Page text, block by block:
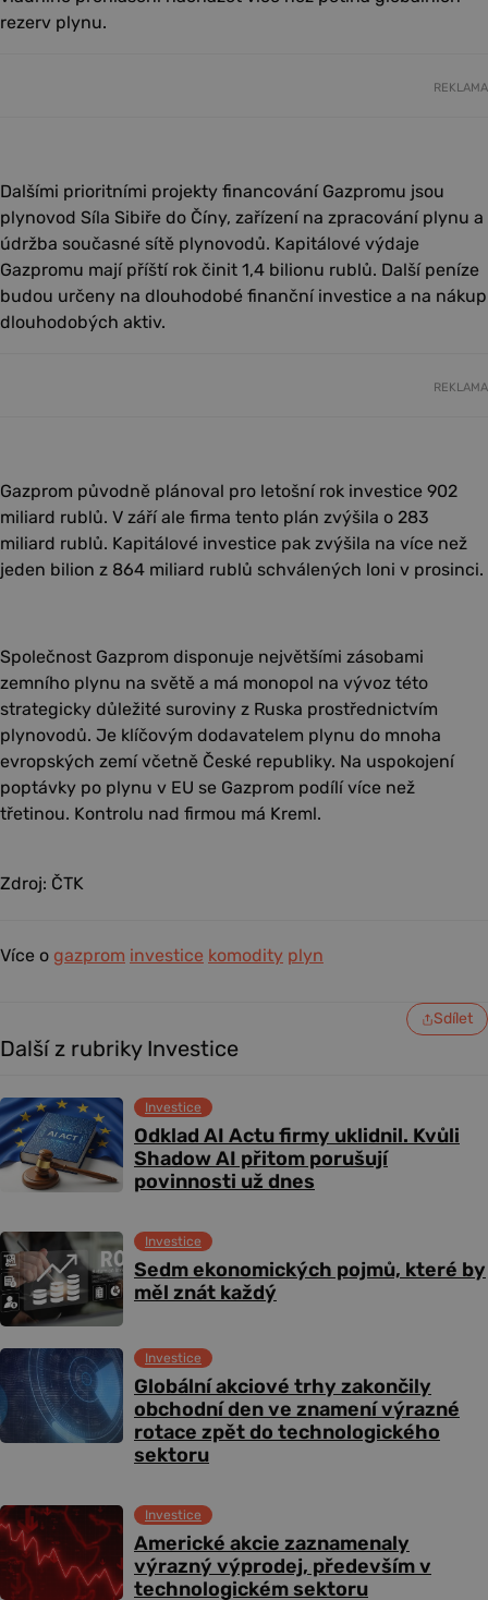
rezerv plynu.
REKLAMA
Dalšími prioritními projekty financování Gazpromu jsou
plynovod Síla Sibiře do Číny, zařízení na zpracování plynu a
údržba současné sítě plynovodů. Kapitálové výdaje
Gazpromu mají příští rok činit 1,4 bilionu rublů. Další peníze
budou určeny na dlouhodobé finanční investice a na nákup
dlouhodobých aktiv.
REKLAMA
Gazprom původně plánoval pro letošní rok investice 902
miliard rublů. V září ale firma tento plán zvýšila o 283
miliard rublů. Kapitálové investice pak zvýšila na více než
jeden bilion z 864 miliard rublů schválených loni v prosinci.
Společnost Gazprom disponuje největšími zásobami
zemního plynu na světě a má monopol na vývoz této
strategicky důležité suroviny z Ruska prostřednictvím
plynovodů. Je klíčovým dodavatelem plynu do mnoha
evropských zemí včetně České republiky. Na uspokojení
poptávky po plynu v EU se Gazprom podílí více než
třetinou. Kontrolu nad firmou má Kreml.
Zdroj: ČTK
Více o gazprom investice komodity plyn
Sdílet
Další z rubriky Investice
Odklad AI Actu firmy uklidnil. Kvůli
Shadow AI přitom porušují
povinnosti už dnes
Investice
Sedm ekonomických pojmů, které by
měl znát každý
Investice
Globální akciové trhy zakončily
obchodní den ve znamení výrazné
rotace zpět do technologického
sektoru
Investice
Americké akcie zaznamenaly
výrazný výprodej, především v
technologickém sektoru
Investice